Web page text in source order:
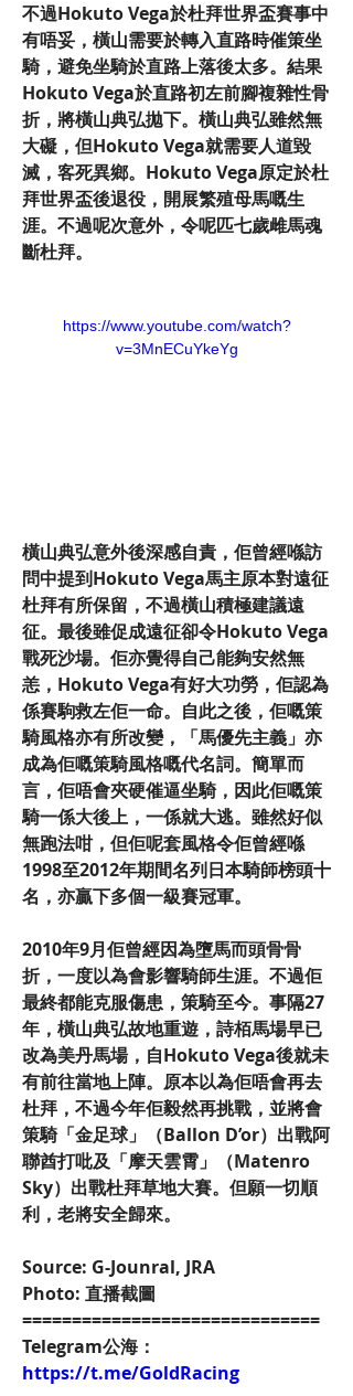
不過Hokuto Vega於杜拜世界盃賽事中
有唔妥，橫山需要於轉入直路時催策坐
騎，避免坐騎於直路上落後太多。結果
Hokuto Vega於直路初左前腳複雜性骨
折，將橫山典弘拋下。橫山典弘雖然無
大礙，但Hokuto Vega就需要人道毀
滅，客死異鄉。Hokuto Vega原定於杜
拜世界盃後退役，開展繁殖母馬嘅生
涯。不過呢次意外，令呢匹七歲雌馬魂
斷杜拜。
https://www.youtube.com/watch?
v=3MnECuYkeYg
橫山典弘意外後深感自責，佢曾經喺訪
問中提到Hokuto Vega馬主原本對遠征
杜拜有所保留，不過橫山積極建議遠
征。最後雖促成遠征卻令Hokuto Vega
戰死沙場。佢亦覺得自己能夠安然無
恙，Hokuto Vega有好大功勞，佢認為
係賽駒救左佢一命。自此之後，佢嘅策
騎風格亦有所改變，「馬優先主義」亦
成為佢嘅策騎風格嘅代名詞。簡單而
言，佢唔會夾硬催逼坐騎，因此佢嘅策
騎一係大後上，一係就大逃。雖然好似
無跑法咁，但佢呢套風格令佢曾經喺
1998至2012年期間名列日本騎師榜頭十
名，亦贏下多個一級賽冠軍。
2010年9月佢曾經因為墮馬而頭骨骨
折，一度以為會影響騎師生涯。不過佢
最終都能克服傷患，策騎至今。事隔27
年，橫山典弘故地重遊，詩栢馬場早已
改為美丹馬場，自Hokuto Vega後就未
有前往當地上陣。原本以為佢唔會再去
杜拜，不過今年佢毅然再挑戰，並將會
策騎「金足球」（Ballon D’or）出戰阿
聯酋打吡及「摩天雲霄」（Matenro
Sky）出戰杜拜草地大賽。但願一切順
利，老將安全歸來。
Source: G-Jounral, JRA
Photo: 直播截圖
==============================
Telegram公海：
https://t.me/GoldRacing